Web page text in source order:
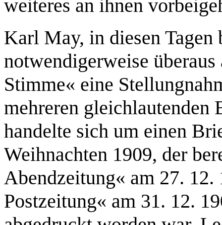
weiteres an ihnen
Karl May, in diesen
notwendigerweise
Stimme« eine
mehreren gleichlautenden
handelte sich um einen
Weihnachten 1909, der
Abendzeitung« am 27.
Postzeitung« am 31. 12.